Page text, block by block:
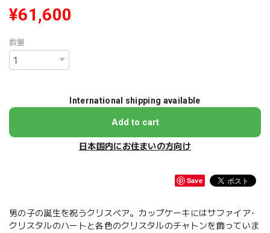
¥61,600
数量
International shipping available
Add to cart
日本国内にお住まいの方向け
Save
男の子の誕生を祝うクリスベア。カップケーキにはサファイア･
クリスタルのハートと各色のクリスタルのチャトンを飾っていま